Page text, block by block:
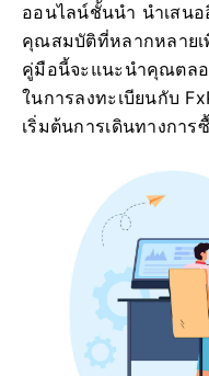
ออนไลน์ชั้นนำ นำเสนอ
คุณสมบัติที่หลากหลายเ
คู่มือนี้จะแนะนำคุณตลอ
ในการลงทะเบียนกับ
เริ่มต้นการเดินทางกา